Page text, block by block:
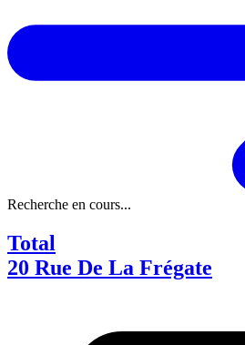
Recherche en cours...
Total
20 Rue De La Frégate